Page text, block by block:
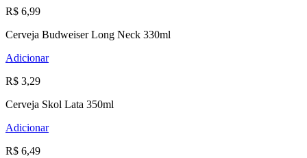
R$ 6,99
Cerveja Budweiser Long Neck 330ml
Adicionar
R$ 3,29
Cerveja Skol Lata 350ml
Adicionar
R$ 6,49